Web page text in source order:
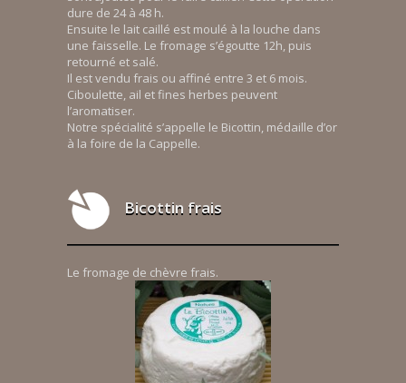
dure de 24 à 48 h.
Ensuite le lait caillé est moulé à la louche dans
une faisselle. Le fromage s’égoutte 12h, puis
retourné et salé.
Il est vendu frais ou affiné entre 3 et 6 mois.
Ciboulette, ail et fines herbes peuvent
l’aromatiser.
Notre spécialité s’appelle le Bicottin, médaille d’or
à la foire de la Cappelle.
Bicottin frais
Le fromage de chèvre frais.